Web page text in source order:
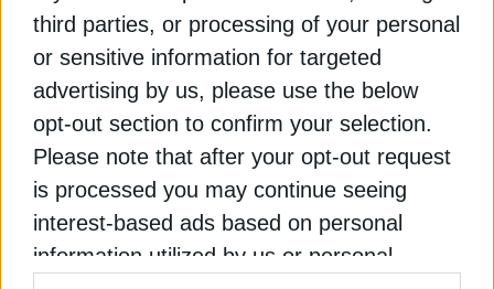
third parties, or processing of your personal
or sensitive information for targeted
advertising by us, please use the below
opt-out section to confirm your selection.
Please note that after your opt-out request
is processed you may continue seeing
interest-based ads based on personal
information utilized by us or personal
ElvalHalcor & Cenergy υποστηρίζουν το
πρόγραμμα “Ζήσε την Επιστήμη”
Cenergy: Τα data centers, ο ΑΔΜΗΕ και ο νέος
κύκλος έργων που αλλάζει την αγορά καλωδίων
Cenergy: Ξεπέρασαν τα 100 εκατ. τα α-EBITDA το
α’ τρίμηνο, αύξηση 81% στα καθαρά κέρδη